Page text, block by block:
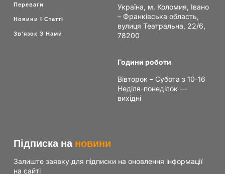
Переваги
Новини І Статті
Зв'язок З Нами
Україна, м. Коломия, Івано
– Франківська область,
вулиця Театральна, 22/6,
78200
Години роботи
Вівторок – Субота з 10-16
Неділя-понеділок —
вихідні
Підписка на новини
Залиште заявку для підписки на оновлення інформації
на сайті